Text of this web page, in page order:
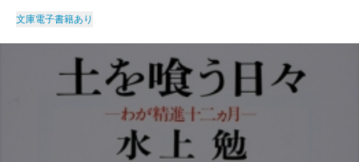
文庫電子書籍あり